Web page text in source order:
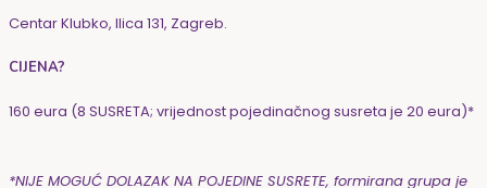
Centar Klubko, Ilica 131, Zagreb.
CIJENA?
160 eura (8 SUSRETA; vrijednost pojedinačnog susreta je 20 eura)*
*NIJE MOGUĆ DOLAZAK NA POJEDINE SUSRETE, formirana grupa je